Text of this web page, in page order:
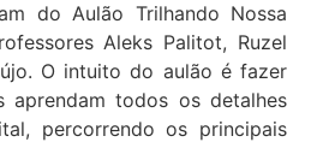
do Aulão Trilhando Nossa
Aleks Palitot, Ruzel
O intuito do aulão é fazer
aprendam todos os detalhes
percorrendo os principais